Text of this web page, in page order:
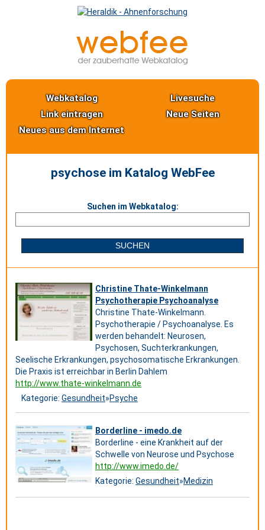
Webkatalog
Livesuche
Link eintragen
Neue Seiten
Neues aus dem Internet
psychose im Katalog WebFee
Suchen im Webkatalog:
Christine Thate-Winkelmann
Psychotherapie Psychoanalyse
Christine Thate-Winkelmann.
Psychotherapie / Psychoanalyse. Es
werden behandelt: Neurosen,
Psychosen, Suchterkrankungen,
Seelische Erkrankungen, psychosomatische Erkrankungen.
Die Praxis ist erreichbar in Berlin Dahlem
http://www.thate-winkelmann.de
Kategorie: Gesundheit»Psyche
Borderline - imedo.de
Borderline - eine Krankheit auf der
Schwelle von Neurose und Psychose
http://www.imedo.de/
Kategorie: Gesundheit»Medizin